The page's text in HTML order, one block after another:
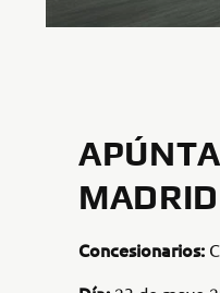
MADRID
Concesionarios: